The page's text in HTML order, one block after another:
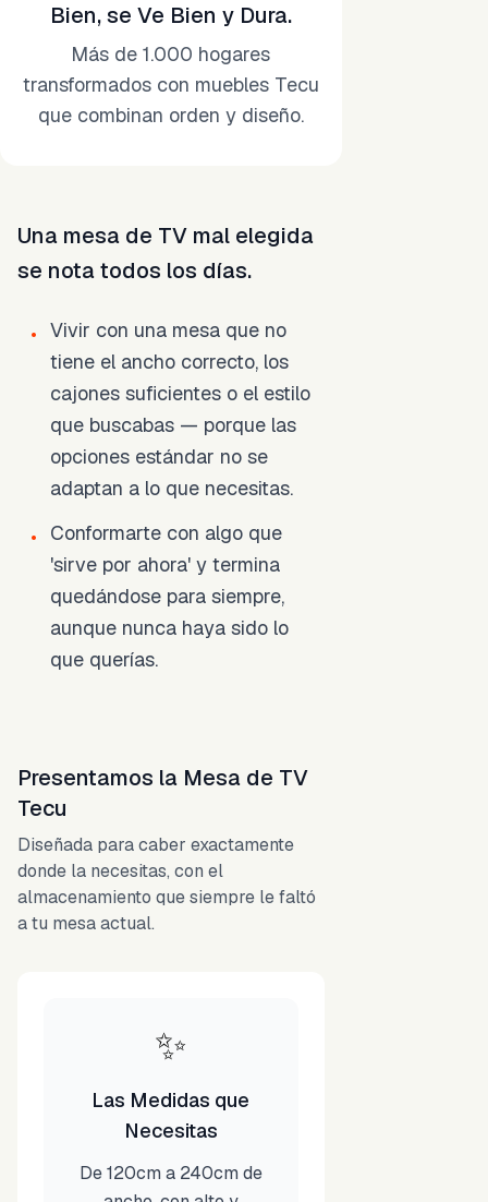
Bien, se Ve Bien y Dura.
Más de 1.000 hogares
transformados con muebles Tecu
que combinan orden y diseño.
Una mesa de TV mal elegida
se nota todos los días.
• Vivir con una mesa que no
tiene el ancho correcto, los
cajones suficientes o el estilo
que buscabas — porque las
opciones estándar no se
adaptan a lo que necesitas.
•
Conformarte con algo que
'sirve por ahora' y termina
quedándose para siempre,
aunque nunca haya sido lo
que querías.
Presentamos la Mesa de TV
Tecu
Diseñada para caber exactamente
donde la necesitas, con el
almacenamiento que siempre le faltó
a tu mesa actual.
✨
Las Medidas que
Necesitas
De 120cm a 240cm de